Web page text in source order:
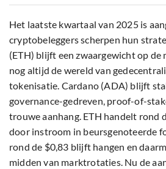
Het laatste kwartaal van 2025 is
cryptobeleggers scherpen hun
(ETH) blijft een zwaargewicht op
nog altijd de wereld van
tokenisatie. Cardano (ADA) blijft
governance-gedreven, proof-of-
trouwe aanhang. ETH handelt rond
door instroom in beursgenoteerde
rond de $0,83 blijft hangen en
midden van marktrotaties. Nu de